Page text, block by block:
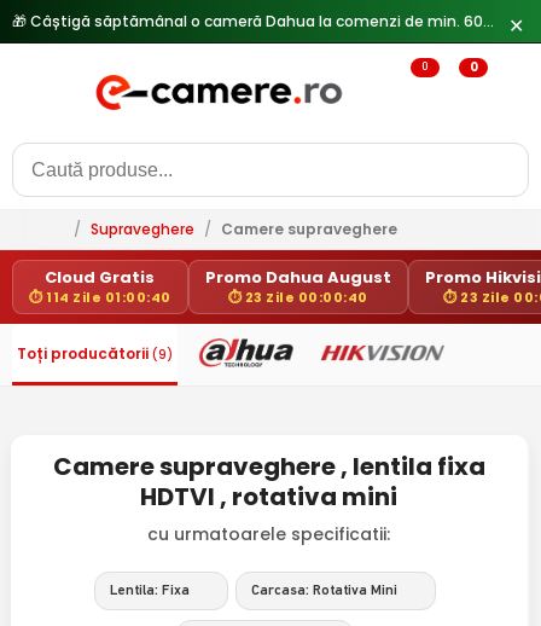
🎁 Câștigă săptămânal o cameră Dahua la comenzi de min. 600 lei — ✕
0 0
/ Supraveghere / Camere supraveghere
Cloud Gratis
⏱ 114 Zile 01:00:39
Promo Dahua August
⏱ 23 Zile 00:00:39
Promo
⏱ 23 Zile
Toți producătorii (9)
Camere supraveghere , lentila fixa
HDTVI , rotativa mini
cu urmatoarele specificatii:
Lentila: Fixa Carcasa: Rotativa Mini